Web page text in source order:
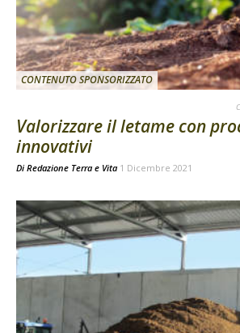
CONTENUTO SPONSORIZZATO
Valorizzare il letame con
innovativi
Di Redazione Terra e Vita 1 Dicembre 2021